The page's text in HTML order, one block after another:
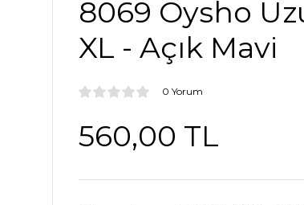
8069 Oysho
XL - Açık Mavi
0 Yorum
560,00 TL